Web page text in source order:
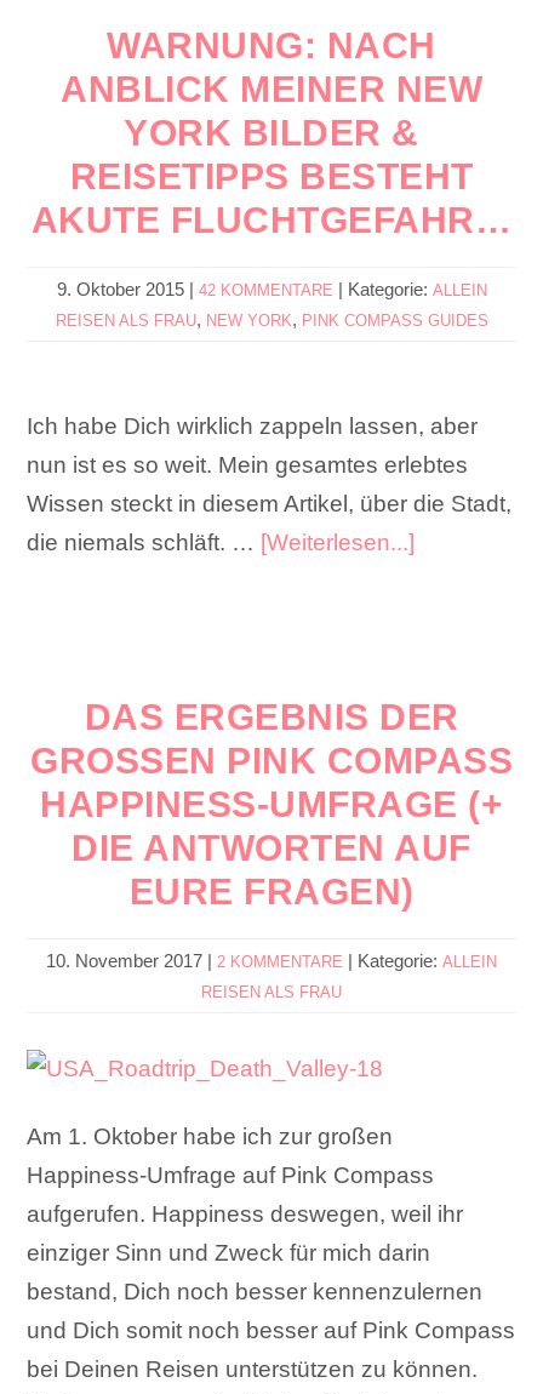
WARNUNG: NACH
ANBLICK MEINER NEW
YORK BILDER &
REISETIPPS BESTEHT
AKUTE FLUCHTGEFAHR…
9. Oktober 2015| 42 KOMMENTARE | Kategorie: ALLEIN
REISEN ALS FRAU, NEW YORK, PINK COMPASS GUIDES
Ich habe Dich wirklich zappeln lassen, aber
nun ist es so weit. Mein gesamtes erlebtes
Wissen steckt in diesem Artikel, über die Stadt,
die niemals schläft. … [Weiterlesen...]
DAS ERGEBNIS DER
GROSSEN PINK COMPASS H
APPINESS-UMFRAGE (+ D
IE ANTWORTEN AUF E
URE FRAGEN)
10. November 2017 | 2 KOMMENTARE | Kategorie: ALLEIN
REISEN ALS FRAU
Am 1. Oktober habe ich zur großen
Happiness-Umfrage auf Pink Compass
aufgerufen. Happiness deswegen, weil ihr
einziger Sinn und Zweck für mich darin
bestand, Dich noch besser kennenzulernen
und Dich somit noch besser auf Pink Compass
bei Deinen Reisen unterstützen zu können.